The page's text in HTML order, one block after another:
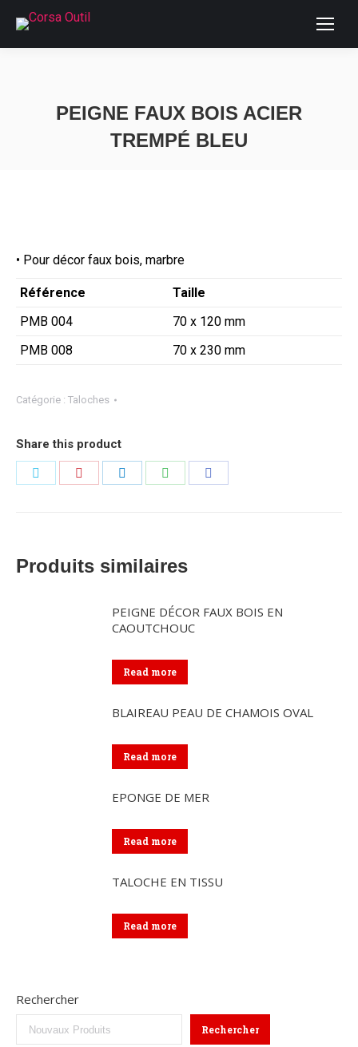
PEIGNE FAUX BOIS ACIER
TREMPÉ BLEU
• Pour décor faux bois, marbre
Référence
Taille
PMB 004
70 x 120 mm
PMB 008
70 x 230 mm
Catégorie : Taloches
Share this product
Partager Partager Partager Partager
Produits similaires
PEIGNE DÉCOR FAUX BOIS EN
CAOUTCHOUC
Read more
BLAIREAU PEAU DE CHAMOIS OVAL
Read more
EPONGE DE MER
Read more
TALOCHE EN TISSU
Read more
Rechercher
Rechercher